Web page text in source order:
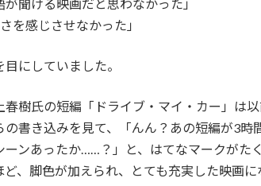
が聞ける映画だと思わなかった」
を感じさせなかった」
にしていました。
春樹氏の短編「ドライブ・マイ・カー」は
の書き込みを見て、「んん？あの短編が3時
ンあったか……？」と、はてなマークがた
、脚色が加えられ、とても充実した映画に